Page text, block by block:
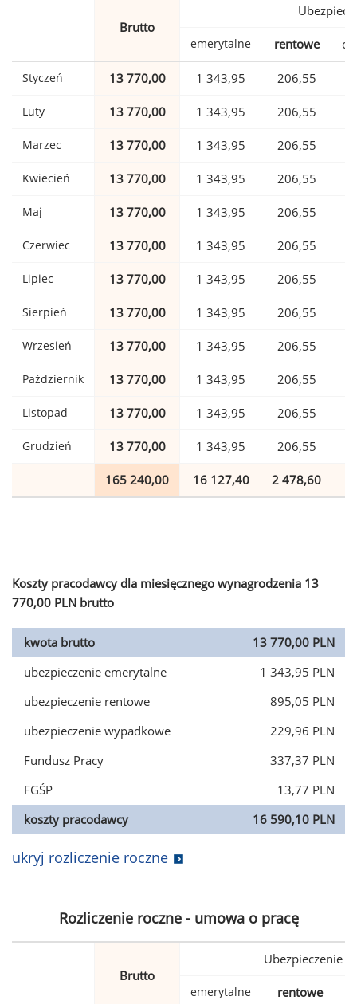
Brutto
emerytalne rentowe
Styczeń 13 770,00 1 343,95 206,55
Luty 13 770,00 1 343,95 206,55
Marzec 13 770,00 1 343,95 206,55
Kwiecień 13 770,00 1 343,95 206,55
Maj 13 770,00 1 343,95 206,55
Czerwiec 13 770,00 1 343,95 206,55
Lipiec 13 770,00 1 343,95 206,55
Sierpień 13 770,00 1 343,95 206,55
Wrzesień 13 770,00 1 343,95 206,55
Październik 13 770,00 1 343,95 206,55
Listopad 13 770,00 1 343,95 206,55
Grudzień 13 770,00 1 343,95 206,55
165 240,00 16 127,40 2 478,60
Koszty pracodawcy dla miesięcznego wynagrodzenia 13
770,00 PLN brutto
kwota brutto
13 770,00 PLN
ubezpieczenie emerytalne
1 343,95 PLN
ubezpieczenie rentowe
895,05 PLN
ubezpieczenie wypadkowe
229,96 PLN
Fundusz Pracy
337,37 PLN
FGŚP
13,77 PLN
koszty pracodawcy
16 590,10 PLN
ukryj rozliczenie roczne
Rozliczenie roczne - umowa o pracę
Brutto
Ubezpieczenie
emerytalne rentowe